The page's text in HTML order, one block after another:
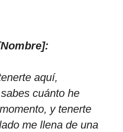
aquí,
cuánto he
y tenerte
me llena de una